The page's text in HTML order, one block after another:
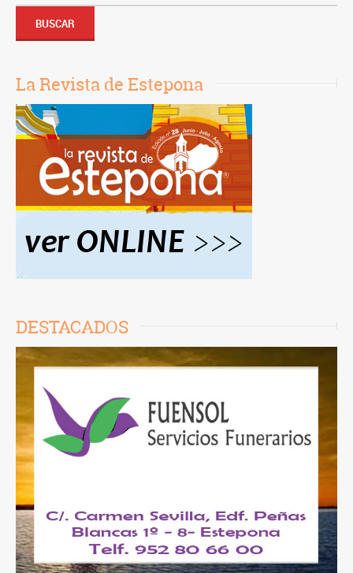
por:
BUSCAR
La Revista de Estepona
DESTACADOS